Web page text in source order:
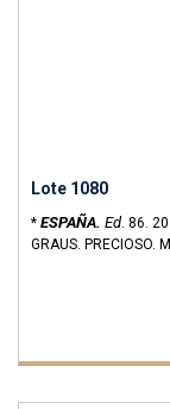
Lote 1080
* ESPAÑA. Ed. 86.
GRAUS. PRECIOSO.